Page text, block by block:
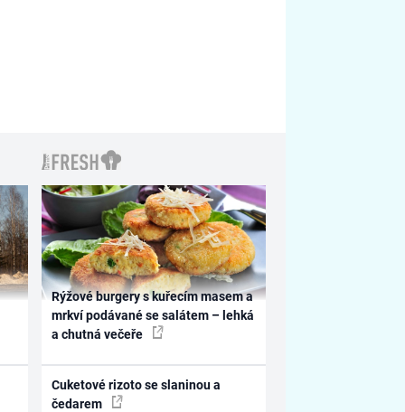
Rýžové burgery s kuřecím masem a
mrkví podávané se salátem – lehká
a chutná večeře
Cuketové rizoto se slaninou a
čedarem